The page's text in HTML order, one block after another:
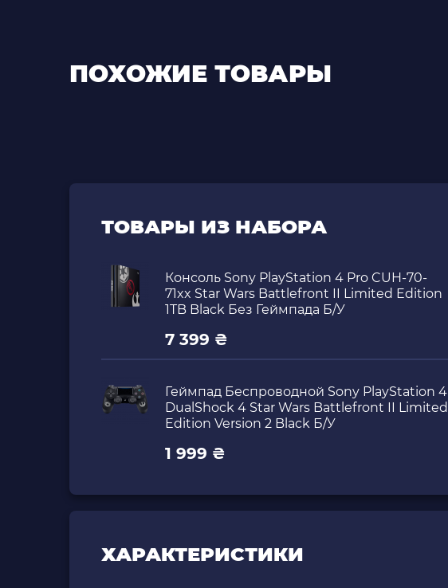
ПОХОЖИЕ ТОВАРЫ
ТОВАРЫ ИЗ НАБОРА
Консоль Sony PlayStation 4 Pro CUH-70-
71xx Star Wars Battlefront II Limited Edition
1TB Black Без Геймпада Б/У
7 399 ₴
Геймпад Беспроводной Sony PlayStation 4
DualShock 4 Star Wars Battlefront II Limited
Edition Version 2 Black Б/У
1 999 ₴
ХАРАКТЕРИСТИКИ